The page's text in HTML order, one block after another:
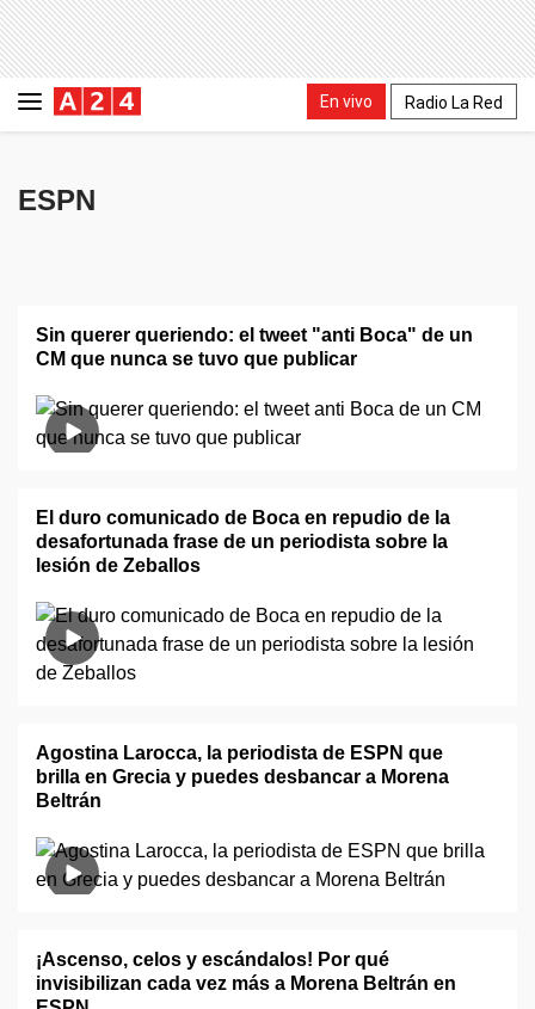
En vivo Radio La Red
ESPN
Sin querer queriendo: el tweet "anti Boca" de un
CM que nunca se tuvo que publicar
El duro comunicado de Boca en repudio de la
desafortunada frase de un periodista sobre la
lesión de Zeballos
Agostina Larocca, la periodista de ESPN que
brilla en Grecia y puedes desbancar a Morena
Beltrán
¡Ascenso, celos y escándalos! Por qué
invisibilizan cada vez más a Morena Beltrán en